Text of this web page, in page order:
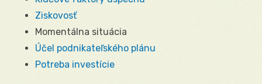
Ziskovosť
Momentálna situácia
Účel podnikateľského plánu
Potreba investície